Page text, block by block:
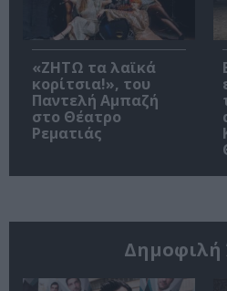
«ΖΗΤΩ τα λαϊκά
κορίτσια!», του
Παντελή Αμπαζή
στο Θέατρο
Ρεματιάς
Δημοφιλή